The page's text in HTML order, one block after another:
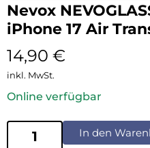
Nevox
iPhone 17 Air
14,90 €
inkl. MwSt.
Online verfügbar
In den